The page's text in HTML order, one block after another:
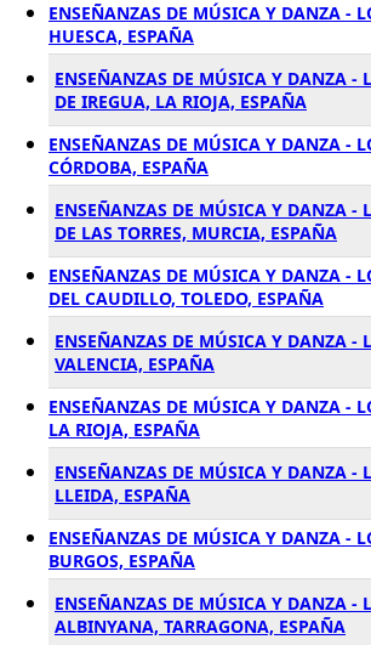
ENSEÑANZAS DE MÚSICA Y DANZA -
HUESCA, ESPAÑA
ENSEÑANZAS DE MÚSICA Y DANZA -
DE IREGUA, LA RIOJA, ESPAÑA
ENSEÑANZAS DE MÚSICA Y DANZA -
CÓRDOBA, ESPAÑA
ENSEÑANZAS DE MÚSICA Y DANZA -
DE LAS TORRES, MURCIA, ESPAÑA
ENSEÑANZAS DE MÚSICA Y DANZA -
DEL CAUDILLO, TOLEDO, ESPAÑA
ENSEÑANZAS DE MÚSICA Y DANZA -
VALENCIA, ESPAÑA
ENSEÑANZAS DE MÚSICA Y DANZA -
LA RIOJA, ESPAÑA
ENSEÑANZAS DE MÚSICA Y DANZA -
LLEIDA, ESPAÑA
ENSEÑANZAS DE MÚSICA Y DANZA -
BURGOS, ESPAÑA
ENSEÑANZAS DE MÚSICA Y DANZA -
ALBINYANA, TARRAGONA, ESPAÑA